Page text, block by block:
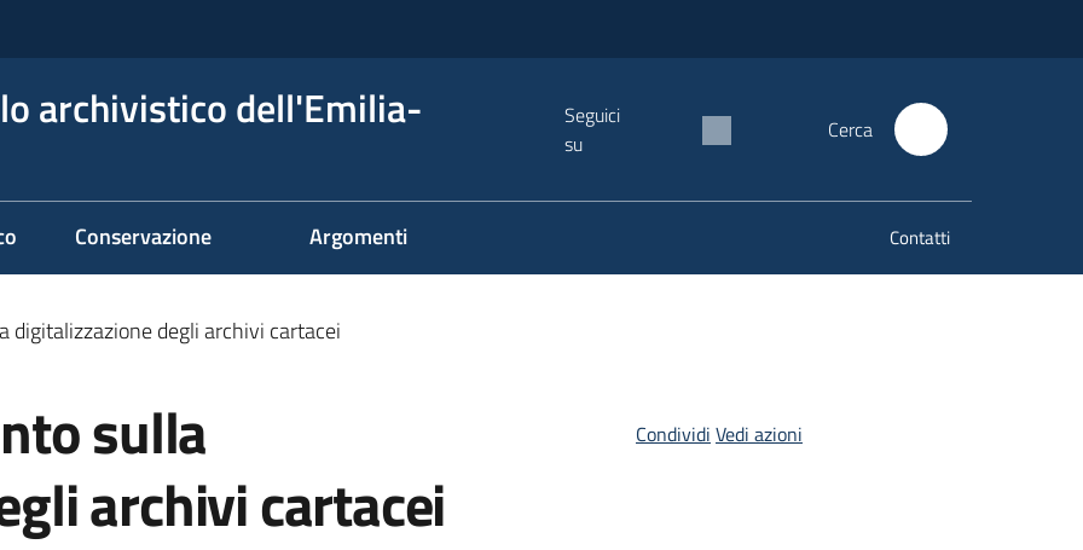
archivistico dell'Emilia-
Seguici
su
Cerca
Conservazione Argomenti Contatti
digitalizzazione degli archivi cartacei
sulla
archivi cartacei
Condividi Vedi azioni